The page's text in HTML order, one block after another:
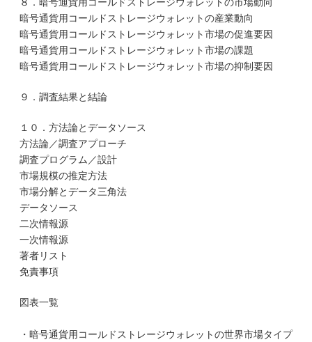
暗号通貨用コールドストレージウォレットの産業動向
暗号通貨用コールドストレージウォレット市場の促進要因
暗号通貨用コールドストレージウォレット市場の課題
暗号通貨用コールドストレージウォレット市場の抑制要因
９．調査結果と結論
１０．方法論とデータソース
方法論／調査アプローチ
調査プログラム／設計
市場規模の推定方法
市場分解とデータ三角法
データソース
二次情報源
一次情報源
著者リスト
免責事項
図表一覧
・暗号通貨用コールドストレージウォレットの世界市場タイプ